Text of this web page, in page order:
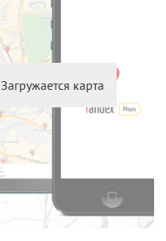
Загружается карта